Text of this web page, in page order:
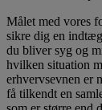
Målet med vores
sikre dig en
du bliver syg og
hvilken situation
erhvervsevnen er
få tilkendt en